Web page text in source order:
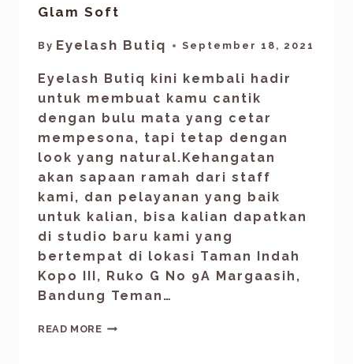
Glam Soft
By Eyelash Butiq September 18, 2021
Eyelash Butiq kini kembali hadir
untuk membuat kamu cantik
dengan bulu mata yang cetar
mempesona, tapi tetap dengan
look yang natural.Kehangatan
akan sapaan ramah dari staff
kami, dan pelayanan yang baik
untuk kalian, bisa kalian dapatkan
di studio baru kami yang
bertempat di lokasi Taman Indah
Kopo III, Ruko G No 9A Margaasih,
Bandung Teman…
READ MORE